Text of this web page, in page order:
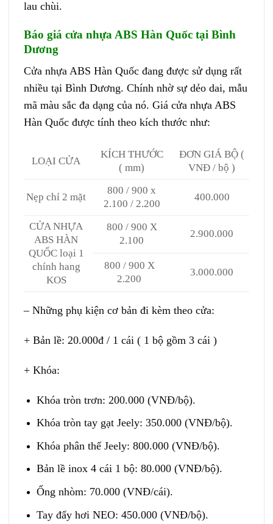
lau chùi.
Báo giá cửa nhựa ABS Hàn Quốc tại Bình
Dương
Cửa nhựa ABS Hàn Quốc đang được sử dụng rất
nhiều tại Bình Dương. Chính nhờ sự dẻo dai, mẫu
mã màu sắc đa dạng của nó. Giá cửa nhựa ABS
Hàn Quốc được tính theo kích thước như:
LOẠI CỬA
KÍCH THƯỚC
( mm)
ĐƠN GIÁ BỘ (
VNĐ / bộ )
Nẹp chỉ 2 mặt
800 / 900 x
2.100 / 2.200
400.000
CỬA NHỰA
ABS HÀN
QUỐC loại 1
chính hang
KOS
800 / 900 X
2.100
2.900.000
800 / 900 X
2.200
3.000.000
– Những phụ kiện cơ bản đi kèm theo cửa:
+ Bản lề: 20.000đ / 1 cái ( 1 bộ gồm 3 cái )
+ Khóa:
Khóa tròn trơn: 200.000 (VNĐ/bộ).
Khóa tròn tay gạt Jeely: 350.000 (VNĐ/bộ).
Khóa phân thể Jeely: 800.000 (VNĐ/bộ).
Bản lề inox 4 cái 1 bộ: 80.000 (VNĐ/bộ).
Ống nhòm: 70.000 (VNĐ/cái).
Tay đẩy hơi NEO: 450.000 (VNĐ/bộ).